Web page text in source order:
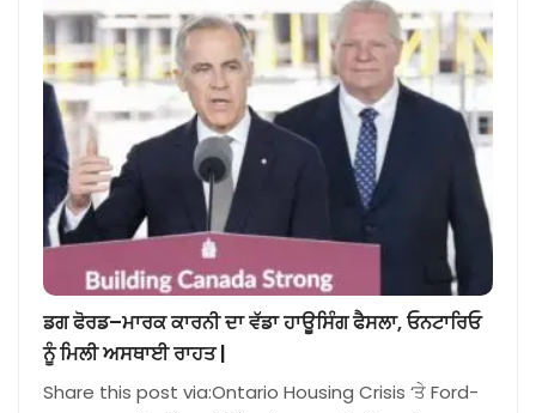
ਡਗ ਫੋਰਡ–ਮਾਰਕ ਕਾਰਨੀ ਦਾ ਵੱਡਾ ਹਾਊਸਿੰਗ ਫੈਸਲਾ, ਓਨਟਾਰਿਓ
ਨੂੰ ਮਿਲੀ ਅਸਥਾਈ ਰਾਹਤ |
Share this post via:Ontario Housing Crisis ‘ਤੇ Ford-